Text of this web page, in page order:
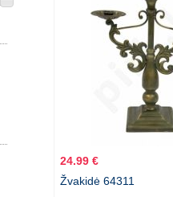
24.99 €
Žvakidė 64311